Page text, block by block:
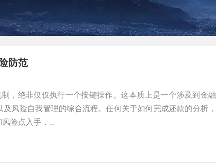
防范
制，绝非仅仅执行一个按键操作。这本质上是一个涉及到金融
风险自我管理的综合流程。任何关于如何完成还款的分析，
险点入手，...